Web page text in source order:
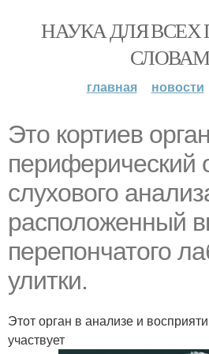
НАУКА ДЛЯ
главная новости
Это кортиев
периферический
слухового
расположенный
перепончатого
улитки.
Этот орган в анализе и
участвует